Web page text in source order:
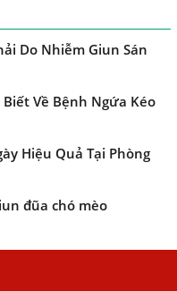
Do Nhiễm Giun Sán
Về Bệnh Ngứa Kéo
Hiệu Quả Tại Phòng
đũa chó mèo
đũa chó mèo